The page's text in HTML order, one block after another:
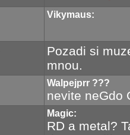
Vikymaus:
Pozadi si
mnou.
Walpejprr ???
nevite neGdo
Magic:
RD a metal?